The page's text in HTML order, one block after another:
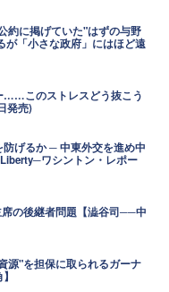
約に掲げていた"はずの与野
「小さな政府」にはほど遠
……このストレスどう抜こう
発売)
げるか ─ 中東外交を進め中
ワシントン・レポー
の後継者問題【澁谷司──中
源"を担保に取られるガーナ